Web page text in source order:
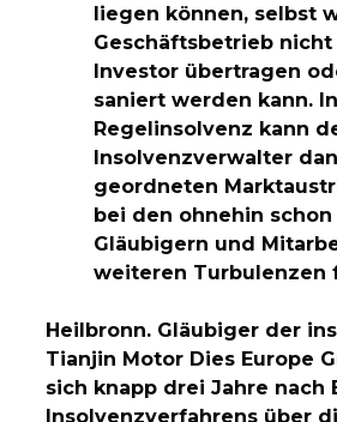
liegen können, selbst
Geschäftsbetrieb nicht
Investor übertragen
saniert werden kann.
Regelinsolvenz kann
Insolvenzverwalter
geordneten
bei den ohnehin
Gläubigern und
weiteren Turbulenzen
Heilbronn. Gläubiger der
Tianjin Motor Dies Europe
sich knapp drei Jahre nach
Insolvenzverfahrens über